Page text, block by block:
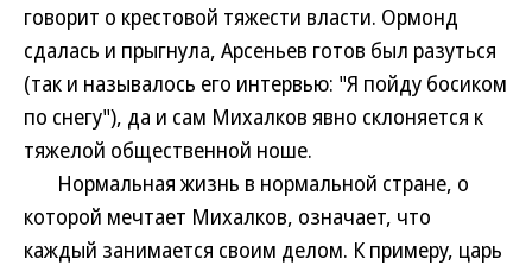
говорит о крестовой тяжести власти. Ормонд
сдалась и прыгнула, Арсеньев готов был разуться
(так и называлось его интервью: "Я пойду босиком
по снегу"), да и сам Михалков явно склоняется к
тяжелой общественной ноше.
Нормальная жизнь в нормальной стране, о
которой мечтает Михалков, означает, что
каждый занимается своим делом. К примеру, царь